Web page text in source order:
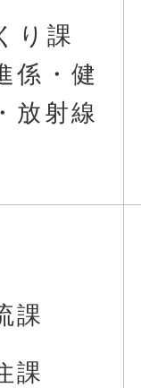
り課
係・健
放射線
課
課